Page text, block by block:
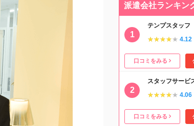
派遣会社ランキン
テンプスタッフ
★★★★★
★★★★★ 4.12
口コミをみる
スタッフサービ
★★★★★
★★★★★ 4.06
口コミをみる